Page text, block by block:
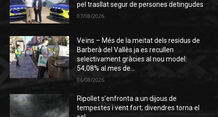
pel trasllat segur de persones detingudes
07/08/2026
Veïns – Més de la meitat dels residus de
Barberà del Vallès ja es recullen
selectivament gràcies al nou model:
54,08% al mes de...
06/08/2026
Ripollet s’enfronta a un dijous de
tempestes i vent fort; divendres torna el